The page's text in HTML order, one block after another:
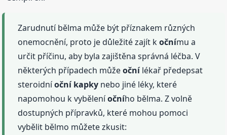
Zarudnutí bělma může být příznakem různých
onemocnění, proto je důležité zajít kočnímu a
určit příčinu, aby byla zajištěna správná léčba. V
některých případech můžeočnílékař předepsat
steroidníoční kapky nebo jiné léky, které
napomohou k vyběleníočního bělma. Z volně
dostupných přípravků, které mohou pomoci
vybělit bělmo můžete zkusit: